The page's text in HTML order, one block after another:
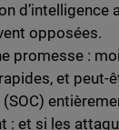
d’intelligence
opposées.
promesse :
et peut-
: et si les